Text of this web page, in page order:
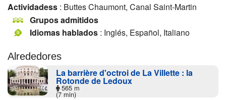
Actividadess : Buttes Chaumont, Canal Saint-Martin
Grupos admitidos
Idiomas hablados : Inglés, Español, Italiano
Alrededores
La barrière d'octroi de La Villette : la
Rotonde de Ledoux
565 m
(7 min)